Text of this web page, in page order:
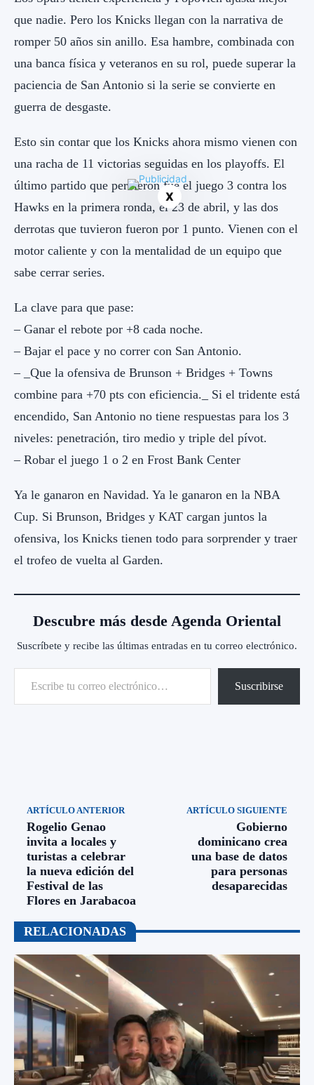
que nadie. Pero los Knicks llegan con la narrativa de
romper 50 años sin anillo. Esa hambre, combinada con
una banca física y veteranos en su rol, puede superar la
paciencia de San Antonio si la serie se convierte en
guerra de desgaste.
Esto sin contar que los Knicks ahora mismo vienen con
una racha de 11 victorias seguidas en los playoffs. El
último partido que perdieron fue el juego 3 contra los
Hawks en la primera ronda, el 23 de abril, y las dos
derrotas que tuvieron fueron por 1 punto. Vienen con el
motor caliente y con la mentalidad de un equipo que
sabe cerrar series.
La clave para que pase:
– Ganar el rebote por +8 cada noche.
– Bajar el pace y no correr con San Antonio.
– _Que la ofensiva de Brunson + Bridges + Towns
combine para +70 pts con eficiencia._ Si el tridente está
encendido, San Antonio no tiene respuestas para los 3
niveles: penetración, tiro medio y triple del pívot.
– Robar el juego 1 o 2 en Frost Bank Center
Ya le ganaron en Navidad. Ya le ganaron en la NBA
Cup. Si Brunson, Bridges y KAT cargan juntos la
ofensiva, los Knicks tienen todo para sorprender y traer
el trofeo de vuelta al Garden.
Descubre más desde Agenda Oriental
Suscríbete y recibe las últimas entradas en tu correo electrónico.
Escribe tu correo electrónico…
Suscribirse
ARTÍCULO ANTERIOR
Rogelio Genao
invita a locales y
turistas a celebrar
la nueva edición del
Festival de las
Flores en Jarabacoa
ARTÍCULO SIGUIENTE
Gobierno
dominicano crea
una base de datos
para personas
desaparecidas
RELACIONADAS
X